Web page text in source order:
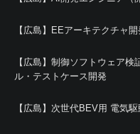
【広島】EEアーキテクチャ
【広島】制御ソフトウェア
ル・テストケース開発
【広島】次世代BEV用 電気